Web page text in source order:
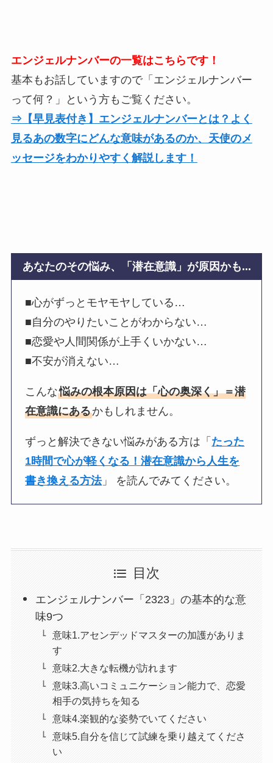
エンジェルナンバーの一覧はこちらです！
基本もお話していますので「エンジェルナンバー
って何？」という方もご覧ください。
⇒【早見表付き】エンジェルナンバーとは？よく
見るあの数字にどんな意味があるのか、天使のメ
ッセージをわかりやすく解説します！
あなたのその悩み、「潜在意識」が原因かも...
■心がずっとモヤモヤしている…
■自分のやりたいことがわからない…
■恋愛や人間関係が上手くいかない…
■不安が消えない…
こんな悩みの根本原因は「心の奥深く」＝潜
在意識にあるかもしれません。
ずっと解決できない悩みがある方は「 たった
1時間で心が軽くなる！潜在意識から人生を
書き換える方法」 を読んでみてください。
目次
エンジェルナンバー「2323」の基本的な意
味9つ
意味1.アセンデッドマスターの加護がありま
す
意味2.大きな転機が訪れます
意味3.高いコミュニケーション能力で、恋愛
相手の気持ちを知る
意味4.楽観的な姿勢でいてください
意味5.自分を信じて試練を乗り越えてくださ
い